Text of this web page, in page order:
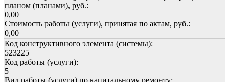
планом (планами), руб.:
0,00
Стоимость работы (услуги), принятая по актам, руб.:
0,00
Код конструктивного элемента (системы):
523225
Код работы (услуги):
5
Вид работы (услуги) по капитальному ремонту: